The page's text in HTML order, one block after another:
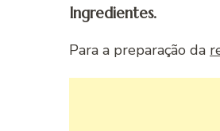
Ingredientes.
Para a preparação da